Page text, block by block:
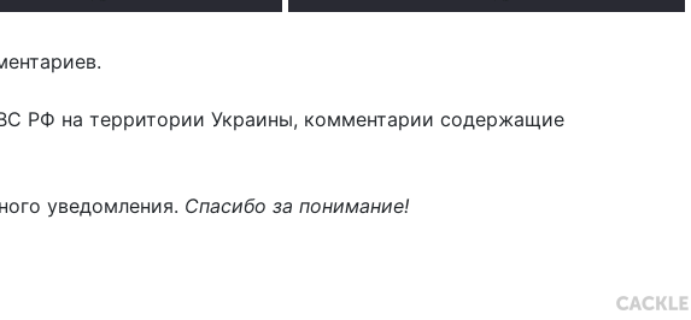
РФ на территории Украины, комментарии содержащие
уведомления. Спасибо за понимание!